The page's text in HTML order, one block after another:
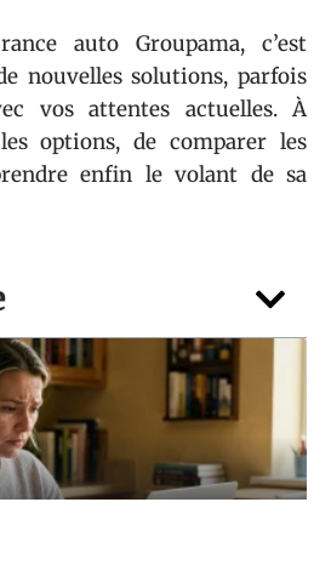
auto Groupama, c’est
nouvelles solutions, parfois
vos attentes actuelles. À
options, de comparer les
enfin le volant de sa